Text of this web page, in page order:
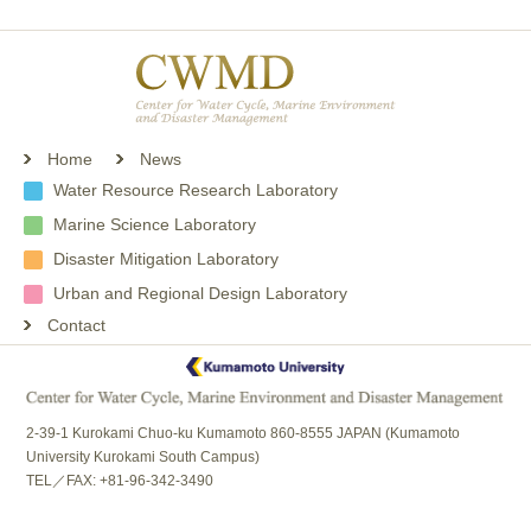
Home
News
Water Resource Research Laboratory
Marine Science Laboratory
Disaster Mitigation Laboratory
Urban and Regional Design Laboratory
Contact
2-39-1 Kurokami Chuo-ku Kumamoto 860-8555 JAPAN (Kumamoto
University Kurokami South Campus)
TEL／FAX: +81-96-342-3490